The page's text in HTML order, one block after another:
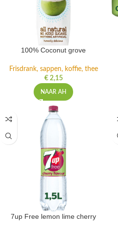
100% Coconut grove
Frisdrank, sappen, koffie, thee
€2,15
NAAR AH
7up Free lemon lime cherry